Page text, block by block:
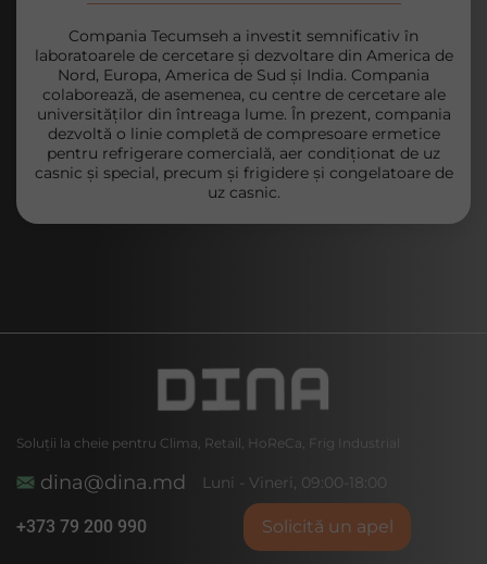
Compania Tecumseh a investit semnificativ în
laboratoarele de cercetare și dezvoltare din America de
Nord, Europa, America de Sud și India. Compania
colaborează, de asemenea, cu centre de cercetare ale
universităților din întreaga lume. În prezent, compania
dezvoltă o linie completă de compresoare ermetice
pentru refrigerare comercială, aer condiționat de uz
casnic și special, precum și frigidere și congelatoare de
uz casnic.
Soluții la cheie pentru Clima, Retail, HoReCa, Frig Industrial
dina@dina.md Luni - Vineri, 09:00-18:00
+373 79 200 990 Solicită un apel